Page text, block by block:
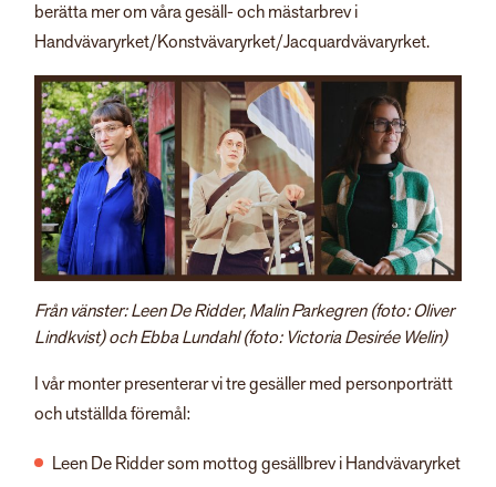
berätta mer om våra gesäll- och mästarbrev i
Handvävaryrket/Konstvävaryrket/Jacquardvävaryrket.
Från vänster: Leen De Ridder, Malin Parkegren (foto: Oliver
Lindkvist) och Ebba Lundahl (foto: Victoria Desirée Welin)
I vår monter presenterar vi tre gesäller med personporträtt
och utställda föremål:
Leen De Ridder som mottog gesällbrev i Handvävaryrket